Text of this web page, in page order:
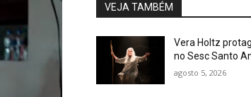
VEJA TAMBÉM
Vera Holtz
no Sesc Santo
agosto 5, 2026